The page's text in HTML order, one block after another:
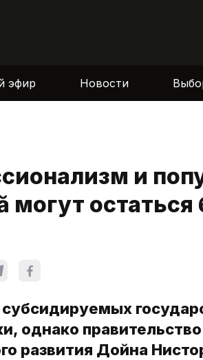
эфир Новости
и
могут
однако
развития Дойна